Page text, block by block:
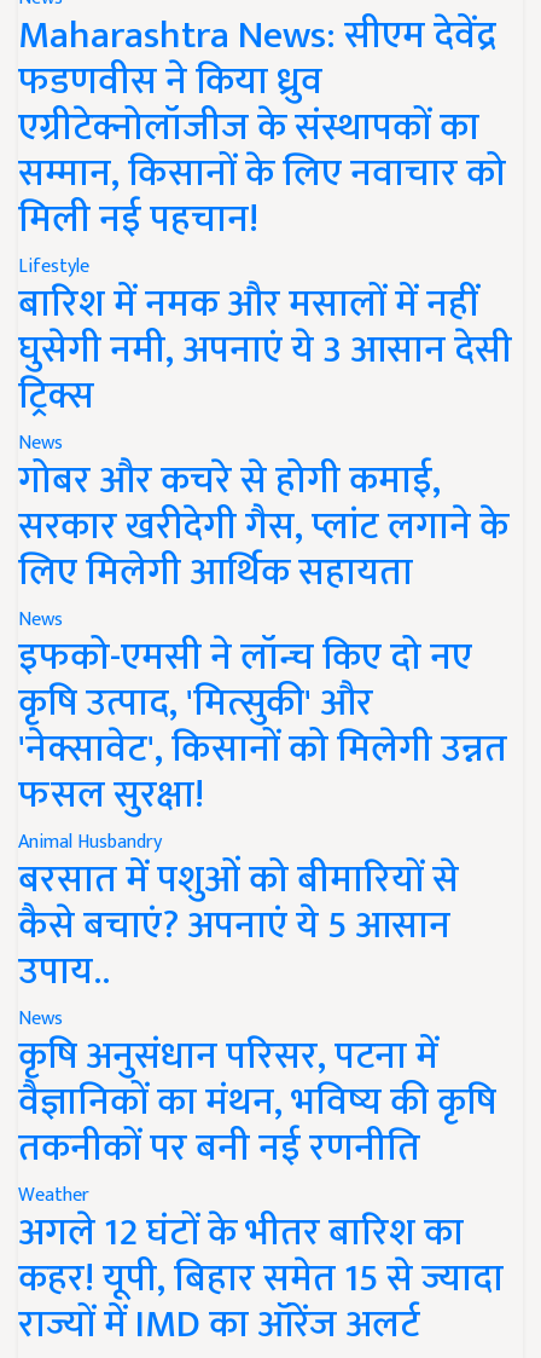
Maharashtra News: सीएम देवेंद्र
फडणवीस ने किया ध्रुव
एग्रीटेक्नोलॉजीज के संस्थापकों का
सम्मान, किसानों के लिए नवाचार को
मिली नई पहचान!
Lifestyle
बारिश में नमक और मसालों में नहीं
घुसेगी नमी, अपनाएं ये 3 आसान देसी
ट्रिक्स
News
गोबर और कचरे से होगी कमाई,
सरकार खरीदेगी गैस, प्लांट लगाने के
लिए मिलेगी आर्थिक सहायता
News
इफको-एमसी ने लॉन्च किए दो नए
कृषि उत्पाद, 'मित्सुकी' और
'नेक्सावेट', किसानों को मिलेगी उन्नत
फसल सुरक्षा!
Animal Husbandry
बरसात में पशुओं को बीमारियों से
कैसे बचाएं? अपनाएं ये 5 आसान
उपाय..
News
कृषि अनुसंधान परिसर, पटना में
वैज्ञानिकों का मंथन, भविष्य की कृषि
तकनीकों पर बनी नई रणनीति
Weather
अगले 12 घंटों के भीतर बारिश का
कहर! यूपी, बिहार समेत 15 से ज्यादा
राज्यों में IMD का ऑरेंज अलर्ट